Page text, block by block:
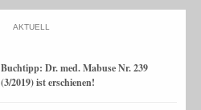
AKTUELL
Buchtipp: Dr. med. Mabuse Nr. 239
(3/2019) ist erschienen!